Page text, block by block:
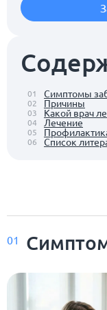
01 Симптомы
02 Причины
03 Какой врач
04 Лечение
05
06 Список
01